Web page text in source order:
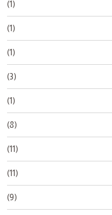
(1)
(1)
(1)
(3)
(1)
(8)
(11)
(11)
(9)